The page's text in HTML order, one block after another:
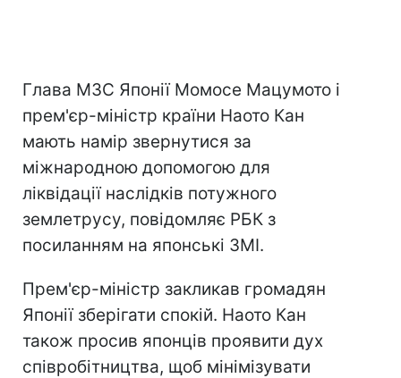
Глава МЗС Японії Момосе Мацумото і
прем'єр-міністр країни Наото Кан
мають намір звернутися за
міжнародною допомогою для
ліквідації наслідків потужного
землетрусу, повідомляє РБК з
посиланням на японські ЗМІ.
Прем'єр-міністр закликав громадян
Японії зберігати спокій. Наото Кан
також просив японців проявити дух
співробітництва, щоб мінімізувати